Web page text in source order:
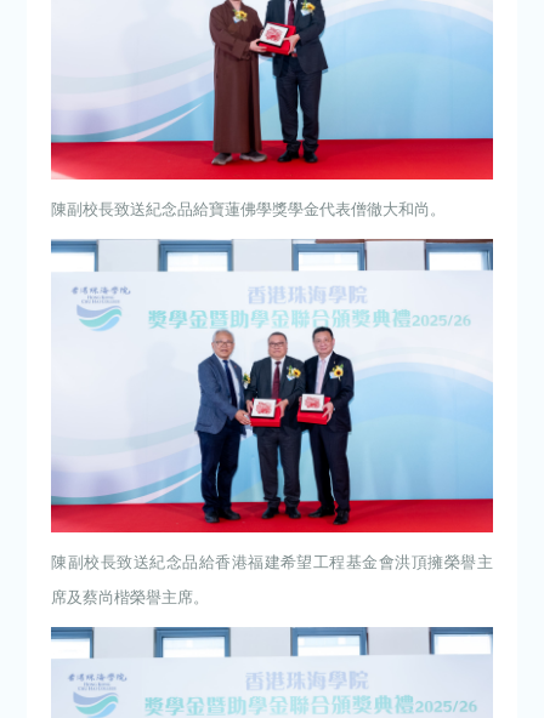
陳副校長致送紀念品給寶蓮佛學獎學金代表僧徹大和尚。
陳副校長致送紀念品給香港福建希望工程基金會洪頂擁榮譽主
席及蔡尚楷榮譽主席。